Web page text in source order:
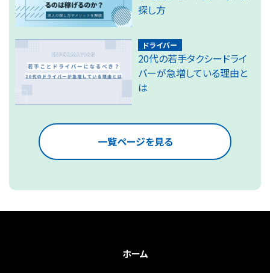
探し方
ドライバー
20代の若手タクシードライ
バーが急増している理由と
は
一覧ページを見る
ホーム